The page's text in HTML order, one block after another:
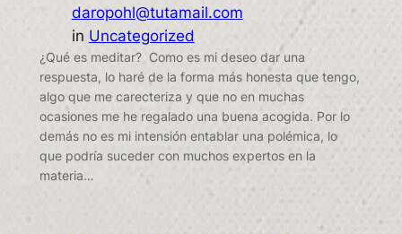
daropohl@tutamail.com
in Uncategorized
¿Qué es meditar? Como es mi deseo dar una
respuesta, lo haré de la forma más honesta que tengo,
algo que me carecteriza y que no en muchas
ocasiones me he regalado una buena acogida. Por lo
demás no es mi intensión entablar una polémica, lo
que podría suceder con muchos expertos en la
materia…